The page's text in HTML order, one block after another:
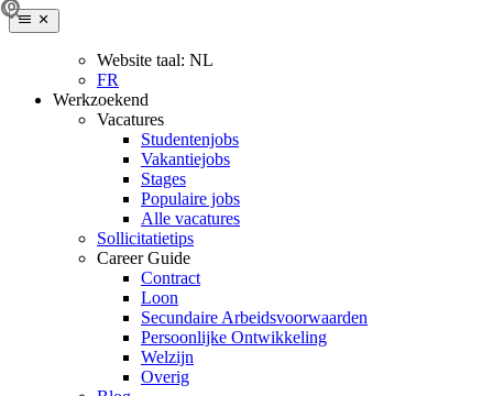
Website taal: NL
FR
Werkzoekend
Vacatures
Studentenjobs
Vakantiejobs
Stages
Populaire jobs
Alle vacatures
Sollicitatietips
Career Guide
Contract
Loon
Secundaire Arbeidsvoorwaarden
Persoonlijke Ontwikkeling
Welzijn
Overig